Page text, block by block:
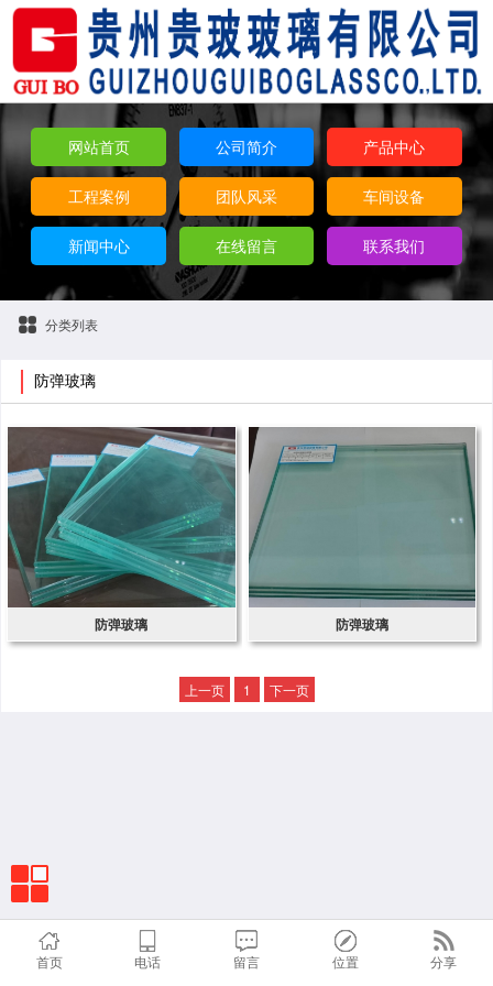
网站首页 公司简介 产品中心
工程案例 团队风采 车间设备
新闻中心 在线留言 联系我们
分类列表
防弹玻璃
防弹玻璃 防弹玻璃
上一页 1 下一页
首页 电话 留言 位置 分享